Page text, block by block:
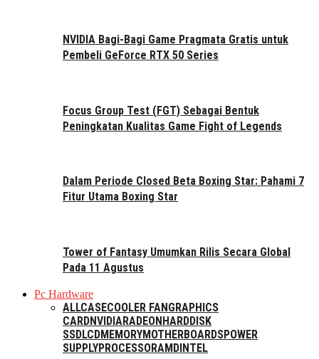
NVIDIA Bagi-Bagi Game Pragmata Gratis untuk
Pembeli GeForce RTX 50 Series
Focus Group Test (FGT) Sebagai Bentuk
Peningkatan Kualitas Game Fight of Legends
Dalam Periode Closed Beta Boxing Star: Pahami 7
Fitur Utama Boxing Star
Tower of Fantasy Umumkan Rilis Secara Global
Pada 11 Agustus
Pc Hardware
ALLCASECOOLER FAN GRAPHICS
CARDNVIDIARADEON HARDDISK
SSDLCDMEMORYMOTHERBOARDSPOWER
SUPPLYPROCESSORAMD INTEL